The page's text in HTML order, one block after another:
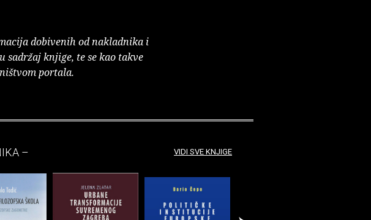
dobivenih od nakladnika i
sadržaj knjige, te se kao takve
portala.
– VIDI SVE KNJIGE